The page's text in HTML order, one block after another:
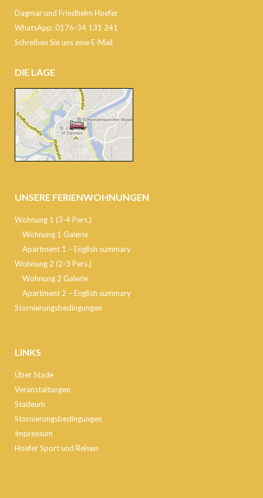
Dagmar und Friedhelm Hoefer
WhatsApp: 0176-34 131 241
Schreiben Sie uns eine E-Mail
DIE LAGE
UNSERE FERIENWOHNUNGEN
Wohnung 1 (3-4 Pers.)
Wohnung 1 Galerie
Apartment 1 – English summary
Wohnung 2 (2-3 Pers.)
Wohnung 2 Galerie
Apartment 2 – English summary
Stornierungsbedingungen
LINKS
Über Stade
Veranstaltungen
Stadeum
Stornierungsbedingungen
Impressum
Hoefer Sport und Reisen